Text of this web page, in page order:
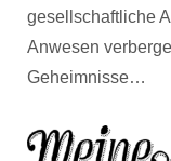
gesellschaftliche
Anwesen
Geheimnisse…